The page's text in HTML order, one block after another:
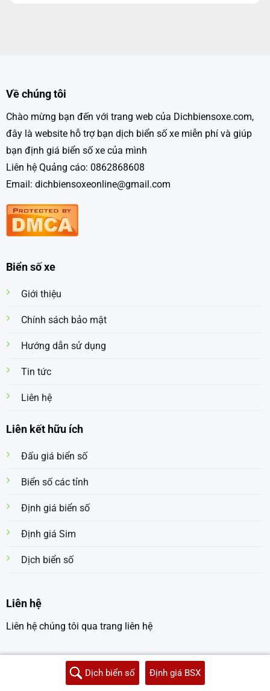
Về chúng tôi
Chào mừng bạn đến với trang web của Dichbiensoxe.com,
đây là website hỗ trợ bạn dịch biển số xe miễn phí và giúp
bạn định giá biển số xe của mình
Liên hệ Quảng cáo: 0862868608
Email: dichbiensoxeonline@gmail.com
Biển số xe
Giới thiệu
Chính sách bảo mật
Hướng dẫn sử dụng
Tin tức
Liên hệ
Liên kết hữu ích
Đấu giá biển số
Biển số các tỉnh
Định giá biển số
Định giá Sim
Dịch biển số
Liên hệ
Liên hệ chúng tôi qua trang liên hệ
Dịch biển số Định giá BSX